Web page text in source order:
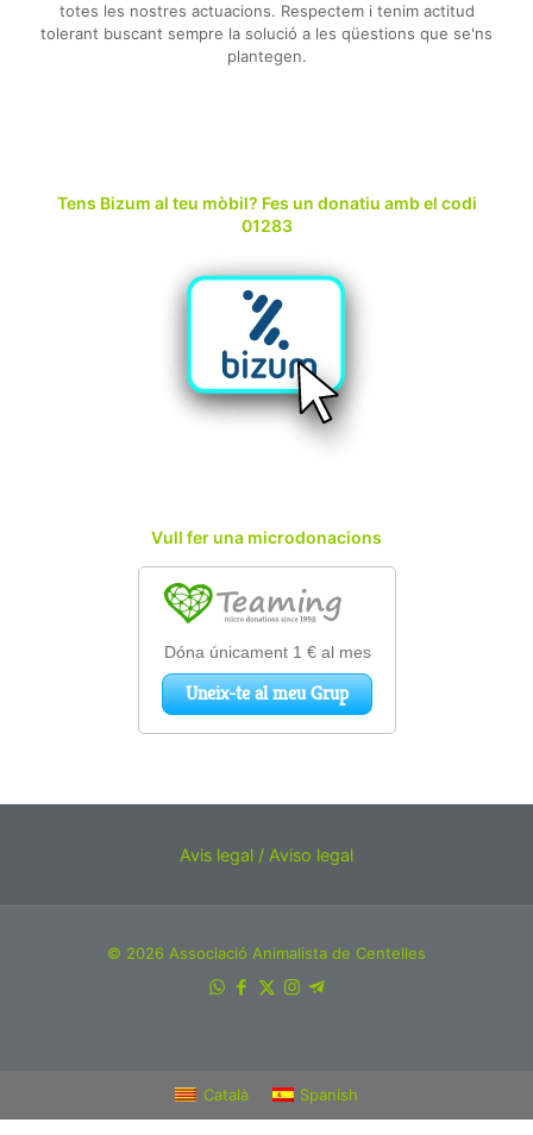
totes les nostres actuacions. Respectem i tenim actitud
tolerant buscant sempre la solució a les qüestions que se'ns
plantegen.
Tens Bizum al teu mòbil? Fes un donatiu amb el codi
01283
Vull fer una microdonacions
Avis legal / Aviso legal
© 2026 Associació Animalista de Centelles
Català Spanish